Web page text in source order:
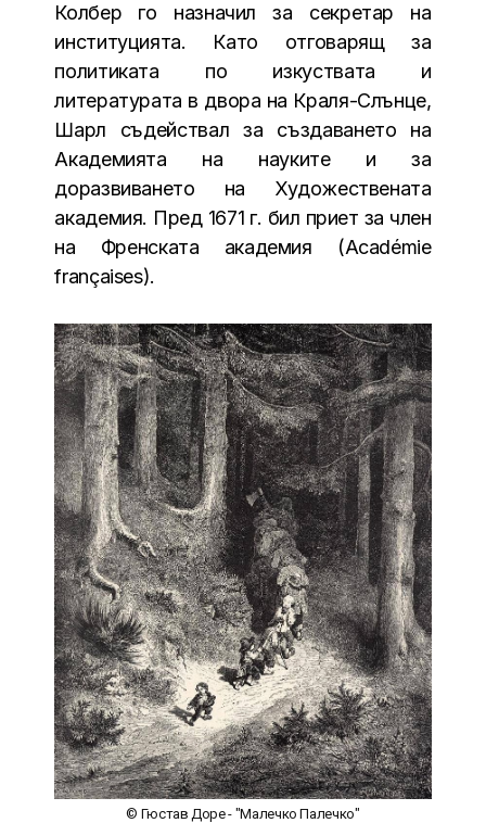
Колбер го назначил за секретар на
институцията. Като отговарящ за
политиката по изкуствата и
литературата в двора на Краля-Слънце,
Шарл съдействал за създаването на
Академията на науките и за
доразвиването на Художествената
академия. Пред 1671 г. бил приет за член
на Френската академия (Académie
françaises).
© Гюстав Доре - "Малечко Палечко"